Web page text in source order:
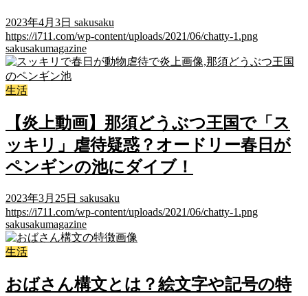
2023年4月3日 sakusaku
https://i711.com/wp-content/uploads/2021/06/chatty-1.png
sakusakumagazine
生活
【炎上動画】那須どうぶつ王国で「ス
ッキリ」虐待疑惑？オードリー春日が
ペンギンの池にダイブ！
2023年3月25日 sakusaku
https://i711.com/wp-content/uploads/2021/06/chatty-1.png
sakusakumagazine
生活
おばさん構文とは？絵文字や記号の特